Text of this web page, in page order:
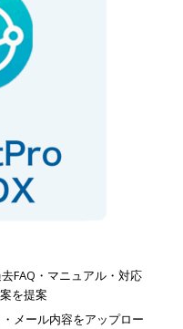
FAQ・マニュアル・対応
を提案
メール内容をアップロー